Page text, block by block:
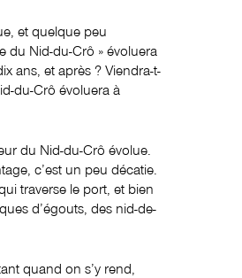
et quelque peu
du Nid-du-Crô » évoluera
ans, et après ? Viendra-t-
du-Crô évoluera à
du Nid-du-Crô évolue.
c’est un peu décatie.
traverse le port, et bien
d’égouts, des nid-de-
quand on s’y rend,